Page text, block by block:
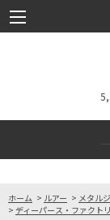
ホーム > ルアー > メタル
> ディーパース・ファクト